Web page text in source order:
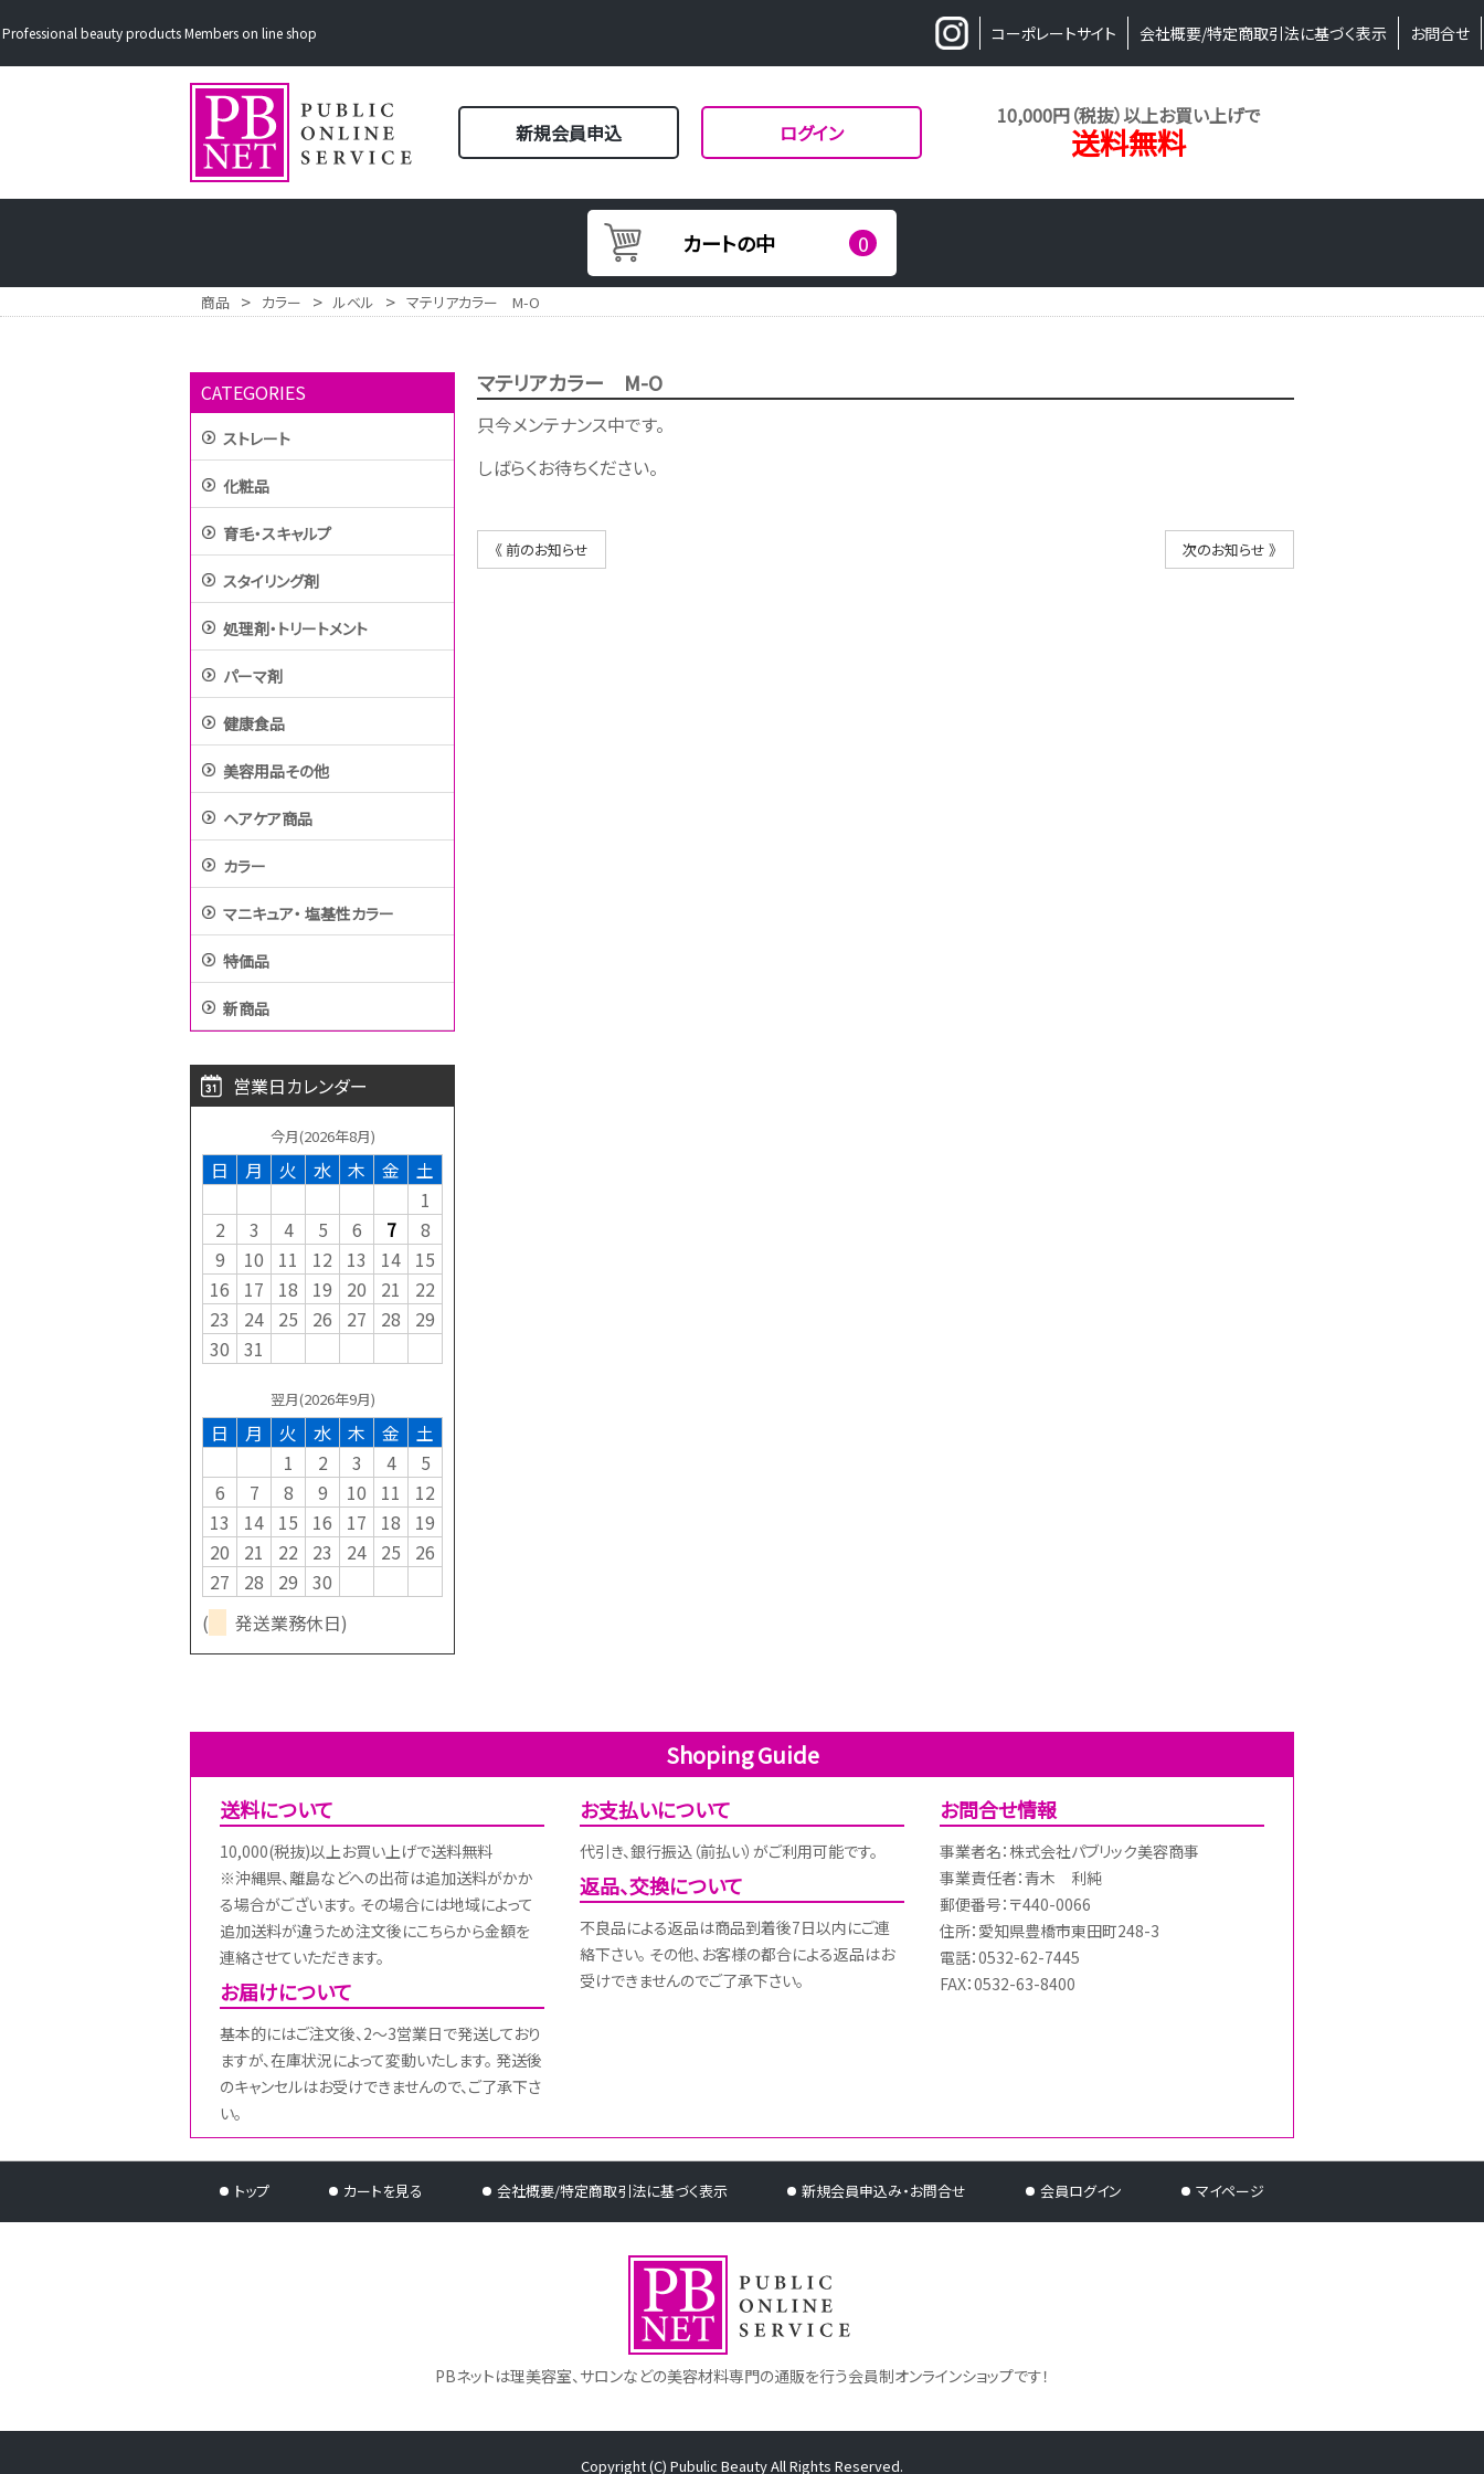
Professional beauty products Members on line shop コーポレートサイト 会社概要/特定商取引法に基づく表示 お問合せ
新規会員申込 ログイン
10,000円（税抜）以上お買い上げで
送料無料
カートの中 0
商品 > カラー > ルベル > マテリアカラー M-O
マテリアカラー M-O
只今メンテナンス中です。
しばらくお待ちください。
《 前のお知らせ 次のお知らせ 》
CATEGORIES
ストレート
化粧品
育毛・スキャルプ
スタイリング剤
処理剤・トリートメント
パーマ剤
健康食品
美容用品その他
ヘアケア商品
カラー
マニキュア・ 塩基性カラー
特価品
新商品
営業日カレンダー
今月(2026年8月)
日 月 火 水 木 金
土
1
2
3 4 5 6 7
8
9
10 11 12 13 14 15
16
17 18 19 20 21
22
23
24 25 26 27 28
29
30 31
翌月(2026年9月)
日 月 火 水 木 金
土
1
2 3 4
5
6
7 8 9 10 11
12
13
14 15 16 17 18
19
20
21 22 23 24 25
26
27
28 29 30
(
発送業務休日)
Shoping Guide
送料について
10,000(税抜)以上お買い上げで送料無料
※沖縄県、離島などへの出荷は追加送料がかか
る場合がございます。 その場合には地域によって
追加送料が違うため注文後にこちらから金額を
連絡させていただきます。
お届けについて
基本的にはご注文後、2～3営業日で発送しており
ますが、在庫状況によって変動いたします。 発送後
のキャンセルはお受けできませんので、ご了承下さ
い。
お支払いについて
代引き、銀行振込（前払い）がご利用可能です。
返品、交換について
不良品による返品は商品到着後7日以内にご連
絡下さい。 その他、お客様の都合による返品はお
受けできませんのでご了承下さい。
お問合せ情報
事業者名：株式会社パブリック美容商事
事業責任者：青木 利純
郵便番号：〒440-0066
住所：愛知県豊橋市東田町248-3
電話：0532-62-7445
FAX：0532-63-8400
トップ カートを見る 会社概要/特定商取引法に基づく表示 新規会員申込み・お問合せ 会員ログイン マイページ
PBネットは理美容室、サロンなどの美容材料専門の通販を行う会員制オンラインショップです！
Copyright (C) Pubulic Beauty All Rights Reserved.